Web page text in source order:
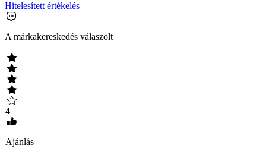
Hitelesített értékelés
A márkakereskedés válaszolt
4
Ajánlás